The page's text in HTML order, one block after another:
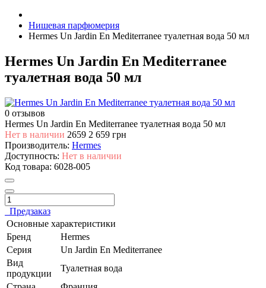
Нишевая парфюмерия
Hermes Un Jardin En Mediterranee туалетная вода 50 мл
Hermes Un Jardin En Mediterranee
туалетная вода 50 мл
0 отзывов
Hermes Un Jardin En Mediterranee туалетная вода 50 мл
Нет в наличии 2659 2 659 грн
Производитель: Hermes
Доступность: Нет в наличии
Код товара: 6028-005
Предзаказ
Основные характеристики
Бренд
Hermes
Серия
Un Jardin En Mediterranee
Вид
продукции
Туалетная вода